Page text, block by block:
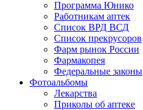
Программа Юнико
Работникам аптек
Список ВРД ВСД
Список прекрусоров
Фарм рынок России
Фармакопея
Федеральные законы
Фотоальбомы
Лекарства
Приколы об аптеке